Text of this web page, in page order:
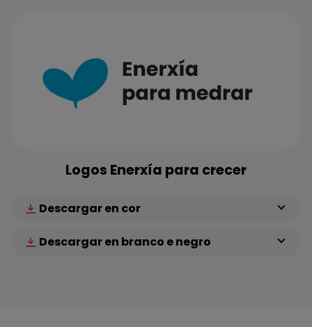
Logos Enerxía para crecer
Descargar en cor
Descargar en branco e negro